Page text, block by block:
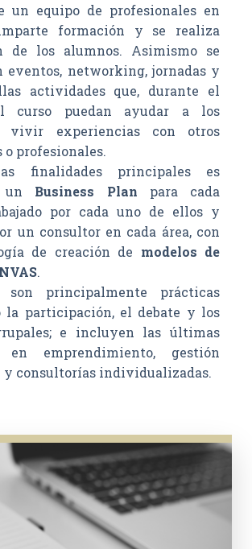
un equipo de profesionales en
formación y se realiza
de los alumnos. Asimismo se
eventos, networking, jornadas y
actividades que, durante el
curso puedan ayudar a los
vivir experiencias con otros
o profesionales.
finalidades principales es
un Business Plan para cada
por cada uno de ellos y
un consultor en cada área, con
de creación de modelos de
.
son principalmente prácticas
la participación, el debate y los
e incluyen las últimas
en emprendimiento, gestión
y consultorías individualizadas.